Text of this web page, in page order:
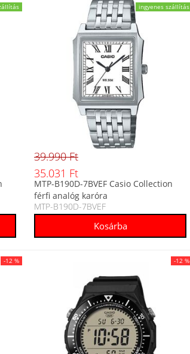
ingyenes szállítás
39.990 Ft
35.031 Ft
MTP-B190D-7BVEF Casio Collection
férfi analóg karóra
MTP-B190D-7BVEF
-12 % -12 %